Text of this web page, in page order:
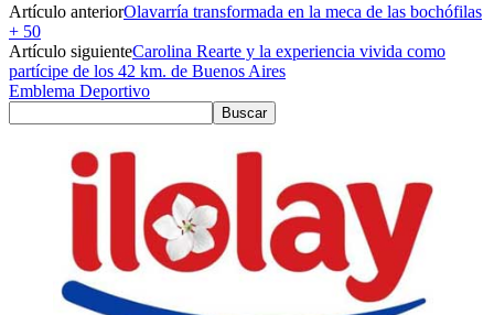
Artículo anteriorOlavarría transformada en la meca de las bochófilas
+ 50
Artículo siguienteCarolina Rearte y la experiencia vivida como
partícipe de los 42 km. de Buenos Aires
Emblema Deportivo